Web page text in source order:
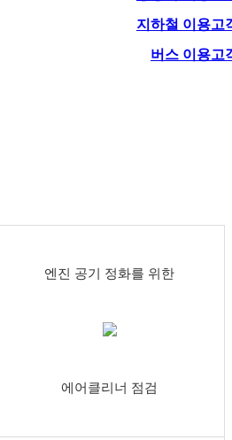
지하철 이용고
버스 이용고
엔진 공기 정화를 위한
에어클리너 점검